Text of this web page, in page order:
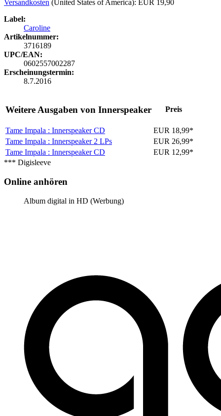
Versandkosten (United States of America): EUR 19,90
Label:
Caroline
Artikelnummer:
3716189
UPC/EAN:
0602557002287
Erscheinungstermin:
8.7.2016
Weitere Ausgaben von Innerspeaker Preis
Tame Impala : InnerspeakerCD
EUR 18,99*
Tame Impala : Innerspeaker 2 LPs
EUR 26,99*
Tame Impala : InnerspeakerCD
EUR 12,99*
*** Digisleeve
Online anhören
Album digital in HD (Werbung)